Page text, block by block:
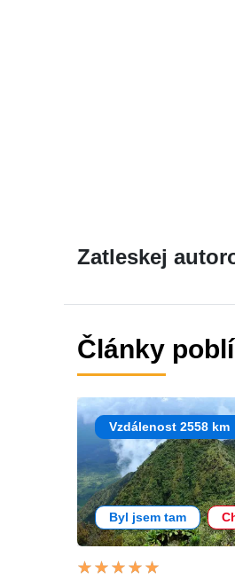
Zatleskej
Články
Vzdálenost 2558 km
Byl jsem tam